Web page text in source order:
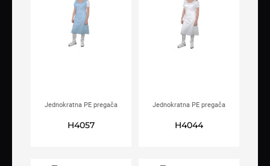
Jednokratna PE pregača
H4057
Jednokratna PE pregača
H4044